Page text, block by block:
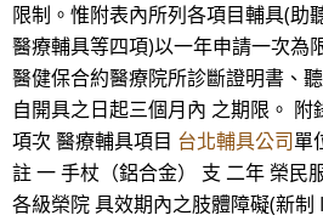
限制。惟附表內所列各項目輔具(助
醫療輔具等四項)以一年申請一次為
醫健保合約醫療院所診斷證明書、
自開具之日起三個月內 之期限。 附
項次 醫療輔具項目 台北輔具公司單
註 一 手杖（鋁合金） 支 二年 榮民
各級榮院 具效期內之肢體障礙(新制